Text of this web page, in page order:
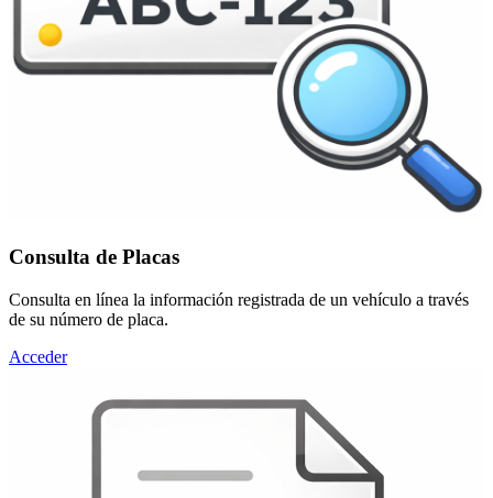
Consulta de Placas
Consulta en línea la información registrada de un vehículo a través
de su número de placa.
Acceder